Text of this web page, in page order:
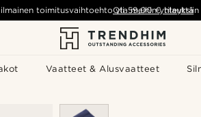
Vaatteet & Alusvaatteet
ilmainen toimitusvaihtoehto yli 59,00 €tilauksiin
Ota meihin yhteyttä